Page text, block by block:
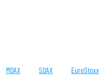
MDAX SDAX EuroStoxx